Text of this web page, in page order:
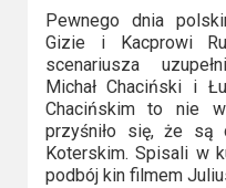
Thrillery
Streaming
Amazon
Prime
Pewnego dnia
Gizie i Kacprowi
scenariusza
Michał Chaciński i
Chacińskim to nie
przyśniło się, że są
Koterskim. Spisali w
podbój kin filmem